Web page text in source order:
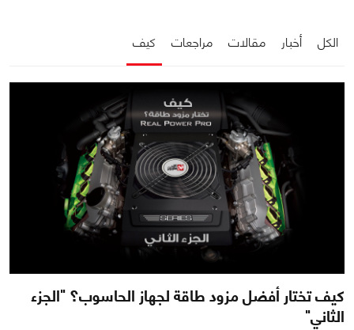
الكل أخبار مقالات مراجعات كيف
كيف تختار أفضل مزود طاقة لجهاز الحاسوب؟ "الجزء
الثاني"